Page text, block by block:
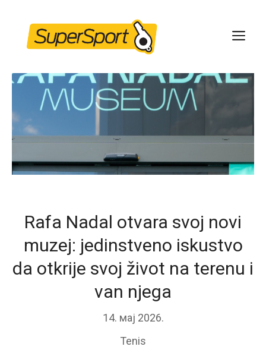
content
Rafa Nadal otvara svoj novi
muzej: jedinstveno iskustvo
da otkrije svoj život na terenu i
van njega
14. мај 2026.
Tenis